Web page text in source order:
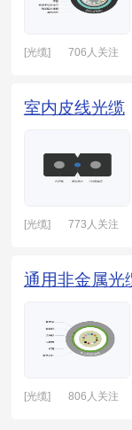
[光缆] 706人关注
室内皮线光缆
[光缆] 773人关注
通用非金属光
[光缆] 806人关注